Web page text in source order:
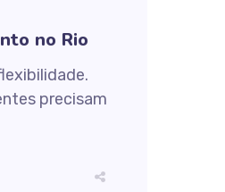
no Rio
precisam